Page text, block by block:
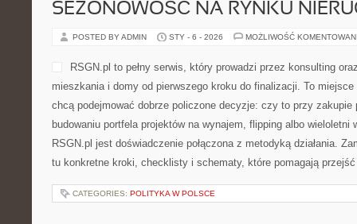
SEZONOWOŚĆ NA RYNKU
POSTED BY ADMIN STY - 6 - 2026 MOŻLIWOŚĆ
RSGN.pl to pełny serwis, który prowadzi przez konsulting
mieszkania i domy od pierwszego kroku do finalizacji. To
chcą podejmować dobrze policzone decyzje: czy to przy
budowaniu portfela projektów na wynajem, flipping albo wieloletni
RSGN.pl jest doświadczenie połączona z metodyką działania.
tu konkretne kroki, checklisty i schematy, które pomagają
CATEGORIES: POLITYKA W POLSCE